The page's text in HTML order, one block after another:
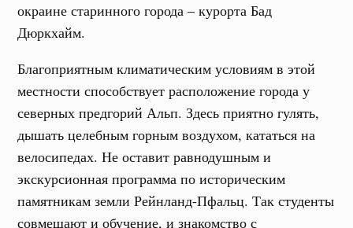
окраине старинного города – курорта Бад
Дюркхайм.
Благоприятным климатическим условиям в этой
местности способствует расположение города у
северных предгорий Альп. Здесь приятно гулять,
дышать целебным горным воздухом, кататься на
велосипедах. Не оставит равнодушным и
экскурсионная программа по историческим
памятникам земли Рейнланд-Пфальц. Так студенты
совмещают и обучение, и знакомство с